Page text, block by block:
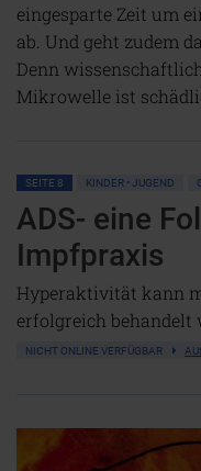
eingesparte Zeit um
ab. Und geht zudem
Denn
Mikrowelle ist
SEITE 8 KINDER • JUGEND
ADS- eine
Impfpraxis
Hyperaktivität kann
erfolgreich behandelt
NICHT ONLINE VERFÜGBAR